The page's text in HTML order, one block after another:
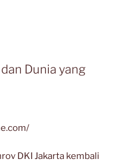
Dunia yang
DKI Jakarta kembali